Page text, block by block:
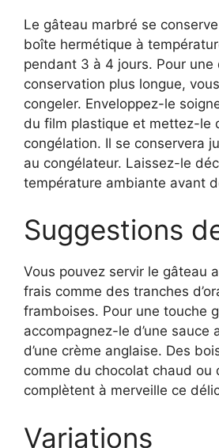
Le gâteau marbré se
boîte hermétique à
pendant 3 à 4 jours. Pour une
conservation plus longue,
congeler. Enveloppez-le
du film plastique et mettez-le
congélation. Il se conservera
au congélateur. Laissez-le
température ambiante avant
Suggestions
Vous pouvez servir le gâteau
frais comme des tranches
framboises. Pour une touche
accompagnez-le d’une sauce
d’une crème anglaise. Des
comme du chocolat chaud ou
complètent à merveille ce
Variations